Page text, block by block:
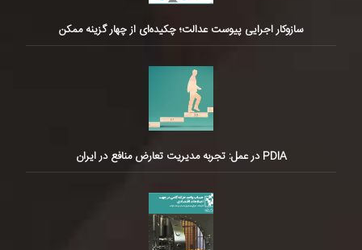
سازوکار اجرایی پیوست عدالت؛ چکیده‌ای از چهار گزینه ممکن
PDIA در عمل: تجربه مدیریت تعارض منافع در ایران